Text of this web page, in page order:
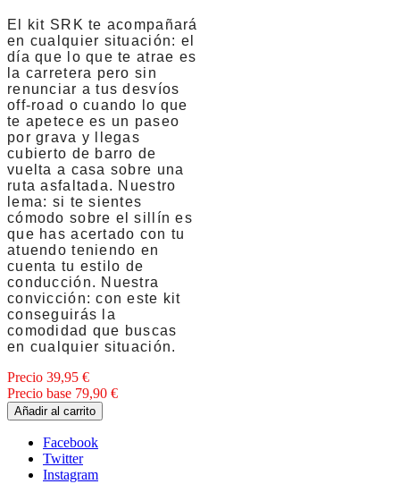
El kit SRK te acompañará
en cualquier situación: el
día que lo que te atrae es
la carretera pero sin
renunciar a tus desvíos
off-road o cuando lo que
te apetece es un paseo
por grava y llegas
cubierto de barro de
vuelta a casa sobre una
ruta asfaltada. Nuestro
lema: si te sientes
cómodo sobre el sillín es
que has acertado con tu
atuendo teniendo en
cuenta tu estilo de
conducción. Nuestra
convicción: con este kit
conseguirás la
comodidad que buscas
en cualquier situación.
Precio 39,95 €
Precio base 79,90 €
Añadir al carrito
Facebook
Twitter
Instagram